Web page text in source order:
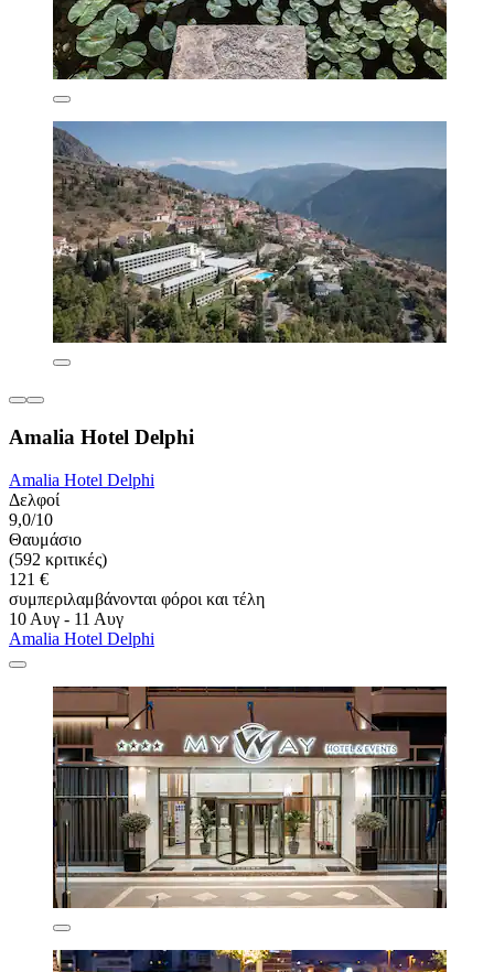
Amalia Hotel Delphi
Amalia Hotel Delphi
Δελφοί
9,0/10
Θαυμάσιο
(592 κριτικές)
121 €
συμπεριλαμβάνονται φόροι και τέλη
10 Αυγ - 11 Αυγ
Amalia Hotel Delphi